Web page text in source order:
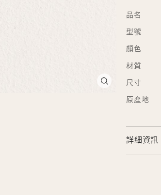
品名
型號
顏色
材質
尺寸
原產地
詳細資訊